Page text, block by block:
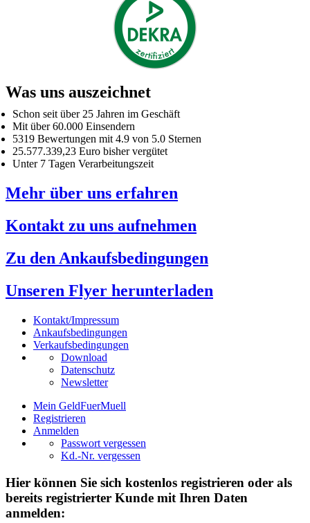
Was uns auszeichnet
Schon seit über 25 Jahren im Geschäft
Mit über 60.000 Einsendern
5319 Bewertungen mit 4.9 von 5.0 Sternen
25.577.339,23 Euro bisher vergütet
Unter 7 Tagen Verarbeitungszeit
Mehr über uns erfahren
Kontakt zu uns aufnehmen
Zu den Ankaufsbedingungen
Unseren Flyer herunterladen
Kontakt/Impressum
Ankaufsbedingungen
Verkaufsbedingungen
Download
Datenschutz
Newsletter
Mein GeldFuerMuell
Registrieren
Anmelden
Passwort vergessen
Kd.-Nr. vergessen
Hier können Sie sich kostenlos registrieren oder als
bereits registrierter Kunde mit Ihren Daten
anmelden: